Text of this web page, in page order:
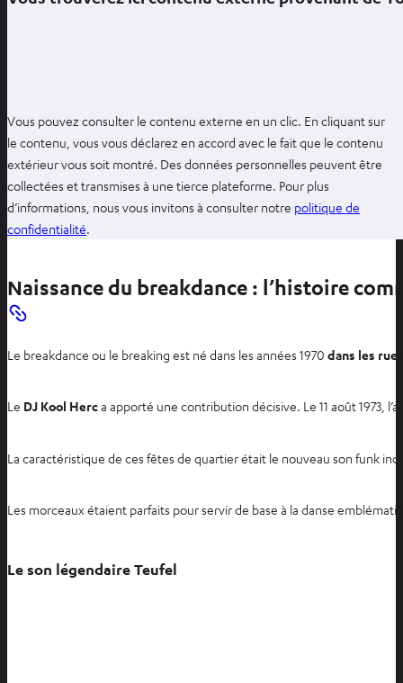
Vous pouvez consulter le contenu externe en un clic. En cliquant sur
le contenu, vous vous déclarez en accord avec le fait que le contenu
extérieur vous soit montré. Des données personnelles peuvent être
collectées et transmises à une tierce plateforme. Pour plus
d’informations, nous vous invitons à consulter notre politique de
confidentialité
r
d
n
o
e
.
Naissance du breakdance : l’histoire
Le breakdance ou le breaking est né dans les années 1970 dans les
Le DJ Kool Herca apporté une contribution décisive. Le 11 août 1973,
La caractéristique de ces fêtes de quartier était le nouveau son funk
Les morceaux étaient parfaits pour servir de base à la danse
Le son légendaire Teufel